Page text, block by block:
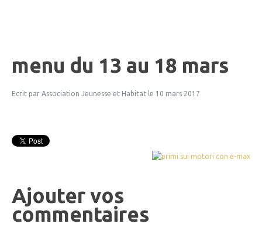
menu du 13 au 18 mars
Ecrit par Association Jeunesse et Habitat le 10 mars 2017
Ajouter vos
commentaires